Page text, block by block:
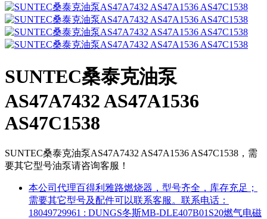
SUNTEC桑泰克油泵
AS47A7432 AS47A1536
AS47C1538
SUNTEC桑泰克油泵AS47A7432 AS47A1536 AS47C1538，需
要其它型号油泵请咨询客服！
本公司代理百得利雅路燃烧器，型号齐全，库存充足；
需要其它型号及配件可以联系客服。联系电话：
18049729961 : DUNGS冬斯MB-DLE407B01S20燃气电磁